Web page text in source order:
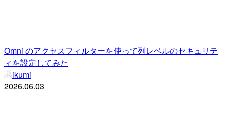
Omni のアクセスフィルターを使って列レベルのセキュリテ
ィを設定してみた
ikumi
2026.06.03